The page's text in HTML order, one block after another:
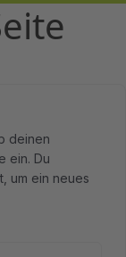
deinen
ein. Du
um ein neues